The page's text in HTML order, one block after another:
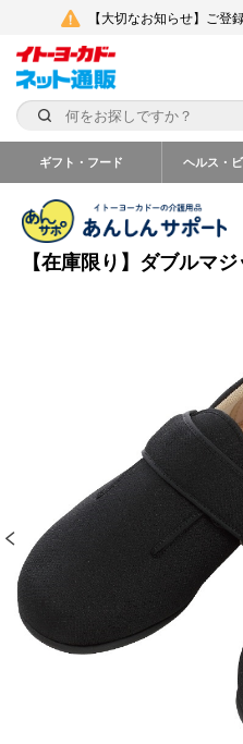
【大切なお知らせ】ご登
ギフト・フード ヘルス・
【在庫限り】ダブルマ